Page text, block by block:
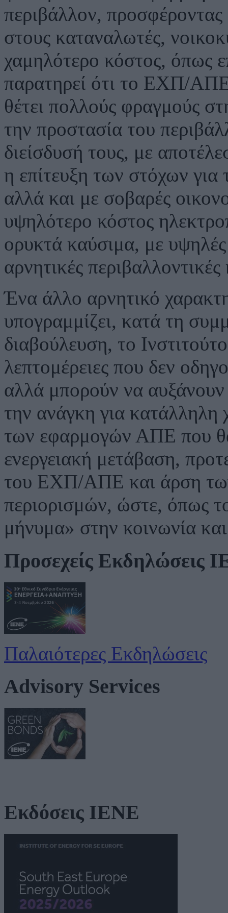
περιβάλλον,
στους καταναλωτές,
χαμηλότερο κόστος, όπως
παρατηρεί ότι το ΕΧΠ/ΑΠΕ,
θέτει πολλούς φραγμούς
την προστασία του
διείσδυσή τους, με
η επίτευξη των στόχων
αλλά και με σοβαρές
υψηλότερο κόστος
ορυκτά καύσιμα, με υψηλές
αρνητικές
Ένα άλλο αρνητικό
υπογραμμίζει, κατά τη
διαβούλευση, το
λεπτομέρειες που δεν
αλλά μπορούν να αυξάνουν
την ανάγκη για
των εφαρμογών ΑΠΕ που
ενεργειακή μετάβαση,
του ΕΧΠ/ΑΠΕ και άρση
περιορισμών, ώστε, όπως
μήνυμα» στην κοινωνία
Προσεχείς Εκδηλώσεις
Παλαιότερες Εκδηλώσεις
Advisory Services
Εκδόσεις ΙΕΝΕ